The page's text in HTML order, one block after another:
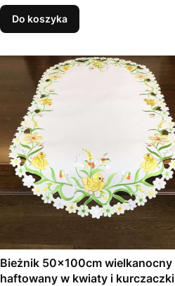
Do koszyka
Bieżnik 50x100cm wielkanocny
haftowany w kwiaty i kurczaczki